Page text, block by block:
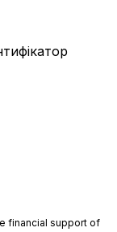
financial support of